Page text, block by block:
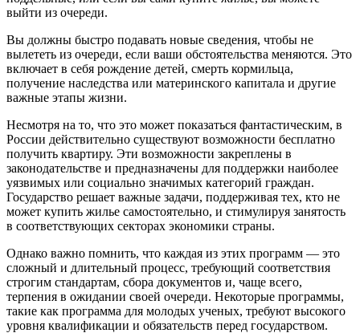
выйти из очереди.
Вы должны быстро подавать новые сведения, чтобы не
вылететь из очереди, если ваши обстоятельства меняются. Это
включает в себя рождение детей, смерть кормильца,
получение наследства или материнского капитала и другие
важные этапы жизни.
Несмотря на то, что это может показаться фантастическим, в
России действительно существуют возможности бесплатно
получить квартиру. Эти возможности закреплены в
законодательстве и предназначены для поддержки наиболее
уязвимых или социально значимых категорий граждан.
Государство решает важные задачи, поддерживая тех, кто не
может купить жилье самостоятельно, и стимулируя занятость
в соответствующих секторах экономики страны.
Однако важно помнить, что каждая из этих программ — это
сложный и длительный процесс, требующий соответствия
строгим стандартам, сбора документов и, чаще всего,
терпения в ожидании своей очереди. Некоторые программы,
такие как программа для молодых ученых, требуют высокого
уровня квалификации и обязательств перед государством.